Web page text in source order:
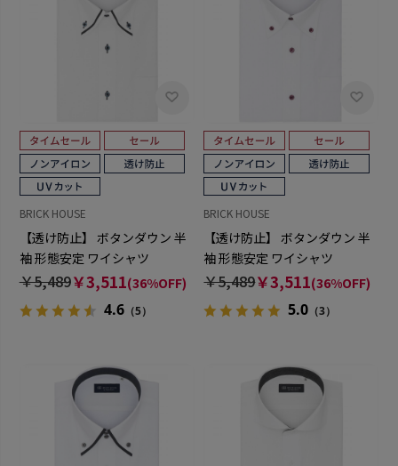
BRICK HOUSE
【透け防止】 ボタンダウン 半
袖 形態安定 ワイシャツ
￥5,489￥3,511(36%OFF)
4.6（5）
BRICK HOUSE
【透け防止】 ボタンダウン 半
袖 形態安定 ワイシャツ
￥5,489￥3,511(36%OFF)
5.0 （3）